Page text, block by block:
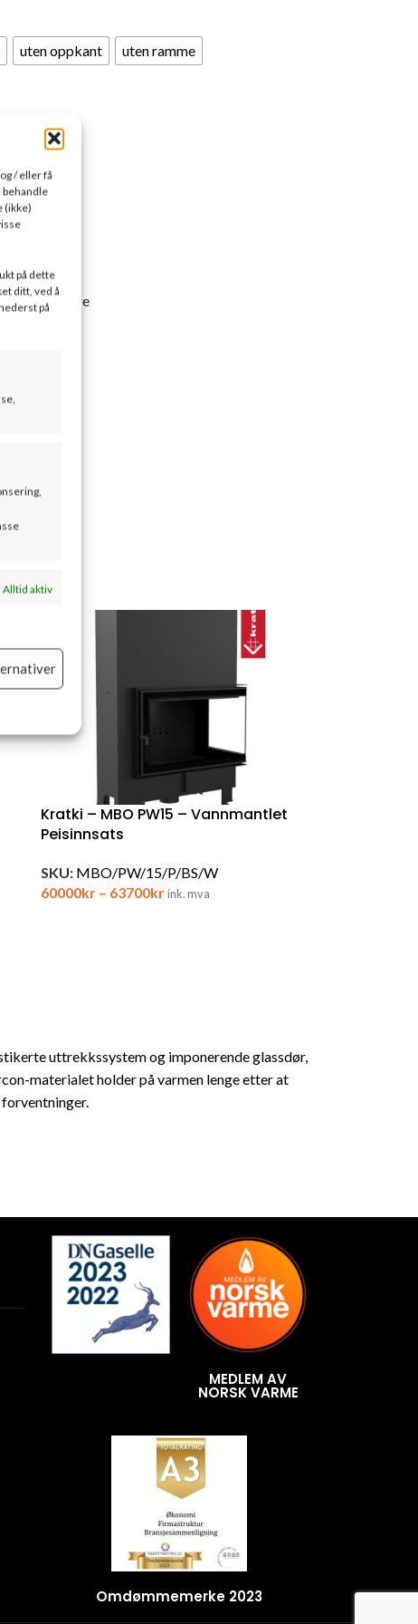
/ eller få
behandle
(ikke)
på dette
ditt, ved å
på
Alltid aktiv
Alltid aktiv
uten oppkant uten ramme
av en av våre
Kratki – MBO PW15 – Vannmantlet
Peisinnsats
SKU: MBO/PW/15/P/BS/W
60000kr – 63700kr ink. mva
uttrekkssystem og imponerende glassdør,
materialet holder på varmen lenge etter at
MEDLEM AV
NORSK VARME
Omdømmemerke 2023